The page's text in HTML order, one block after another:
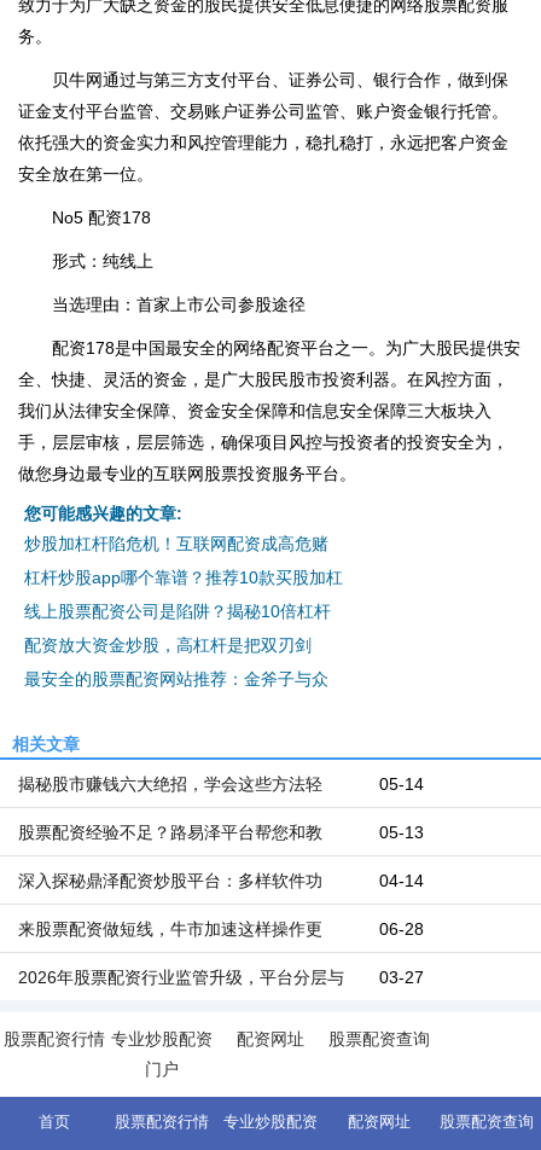
致力于为广大缺乏资金的股民提供安全低息便捷的网络股票配资服
务。
贝牛网通过与第三方支付平台、证券公司、银行合作，做到保
证金支付平台监管、交易账户证券公司监管、账户资金银行托管。
依托强大的资金实力和风控管理能力，稳扎稳打，永远把客户资金
安全放在第一位。
No5 配资178
形式：纯线上
当选理由：首家上市公司参股途径
配资178是中国最安全的网络配资平台之一。为广大股民提供安
全、快捷、灵活的资金，是广大股民股市投资利器。在风控方面，
我们从法律安全保障、资金安全保障和信息安全保障三大板块入
手，层层审核，层层筛选，确保项目风控与投资者的投资安全为，
做您身边最专业的互联网股票投资服务平台。
您可能感兴趣的文章:
炒股加杠杆陷危机！互联网配资成高危赌
杠杆炒股app哪个靠谱？推荐10款买股加杠
线上股票配资公司是陷阱？揭秘10倍杠杆
配资放大资金炒股，高杠杆是把双刃剑
最安全的股票配资网站推荐：金斧子与众
相关文章
05-14
揭秘股市赚钱六大绝招，学会这些方法轻
05-13
股票配资经验不足？路易泽平台帮您和教
04-14
深入探秘鼎泽配资炒股平台：多样软件功
06-28
来股票配资做短线，牛市加速这样操作更
03-27
2026年股票配资行业监管升级，平台分层与
股票配资行情 专业炒股配资
门户
配资网址 股票配资查询
首页 股票配资行情 专业炒股配资 配资网址 股票配资查询